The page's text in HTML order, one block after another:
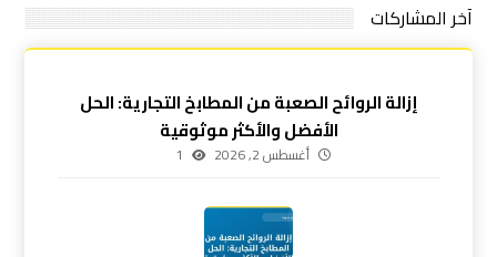
آخر المشاركات
إزالة الروائح الصعبة من المطابخ التجارية: الحل
الأفضل والأكثر موثوقية
أغسطس 2, 2026 1